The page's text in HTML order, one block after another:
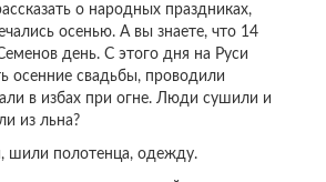
о народных праздниках,
осенью. А вы знаете, что 14
день. С этого дня на Руси
осенние свадьбы, проводили
в избах при огне. Люди сушили и
из льна?
шили полотенца, одежду.